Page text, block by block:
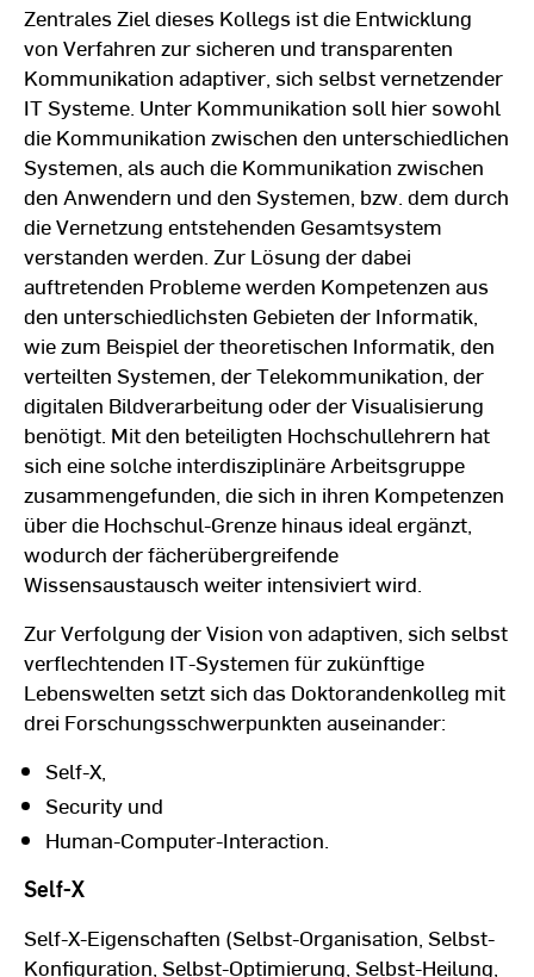
Zentrales Ziel dieses Kollegs ist die Entwicklung
von Verfahren zur sicheren und transparenten
Kommunikation adaptiver, sich selbst vernetzender
IT Systeme. Unter Kommunikation soll hier sowohl
die Kommunikation zwischen den unterschiedlichen
Systemen, als auch die Kommunikation zwischen
den Anwendern und den Systemen, bzw. dem durch
die Vernetzung entstehenden Gesamtsystem
verstanden werden. Zur Lösung der dabei
auftretenden Probleme werden Kompetenzen aus
den unterschiedlichsten Gebieten der Informatik,
wie zum Beispiel der theoretischen Informatik, den
verteilten Systemen, der Telekommunikation, der
digitalen Bildverarbeitung oder der Visualisierung
benötigt. Mit den beteiligten Hochschullehrern hat
sich eine solche interdisziplinäre Arbeitsgruppe
zusammengefunden, die sich in ihren Kompetenzen
über die Hochschul-Grenze hinaus ideal ergänzt,
wodurch der fächerübergreifende
Wissensaustausch weiter intensiviert wird.
Zur Verfolgung der Vision von adaptiven, sich selbst
verflechtenden IT-Systemen für zukünftige
Lebenswelten setzt sich das Doktorandenkolleg mit
drei Forschungsschwerpunkten auseinander:
Self-X,
Security und
Human-Computer-Interaction.
Self-X
Self-X-Eigenschaften (Selbst-Organisation, Selbst-
Konfiguration, Selbst-Optimierung, Selbst-Heilung,